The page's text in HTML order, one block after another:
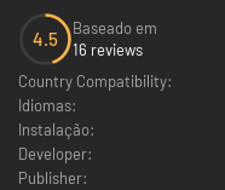
4.5
Baseado em
16 reviews
Country Compatibility:
Idiomas:
Instalação:
Developer:
Publisher: